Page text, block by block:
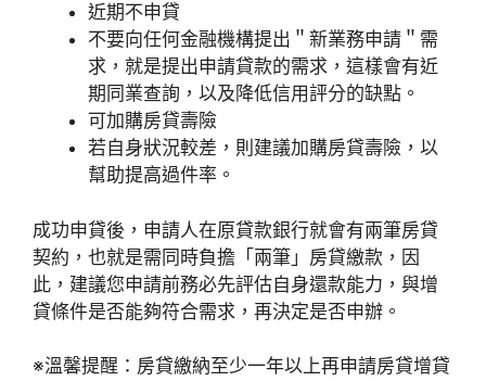
近期不申貸
不要向任何金融機構提出＂新業務申請＂需
求，就是提出申請貸款的需求，這樣會有近
期同業查詢，以及降低信用評分的缺點。
可加購房貸壽險
若自身狀況較差，則建議加購房貸壽險，以
幫助提高過件率。
成功申貸後，申請人在原貸款銀行就會有兩筆房貸
契約，也就是需同時負擔「兩筆」房貸繳款，因
此，建議您申請前務必先評估自身還款能力，與增
貸條件是否能夠符合需求，再決定是否申辦。
※溫馨提醒： 房貸繳納至少一年以上再申請房貸增貸